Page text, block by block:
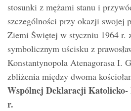
stosunki z mężami stanu i
szczególności przy okazji swojej
Ziemi Świętej w styczniu 1964 r.
symbolicznym uścisku z
Konstantynopola Atenagorasa I.
zbliżenia między dwoma
Wspólnej Deklaracji Katolicko-
r.